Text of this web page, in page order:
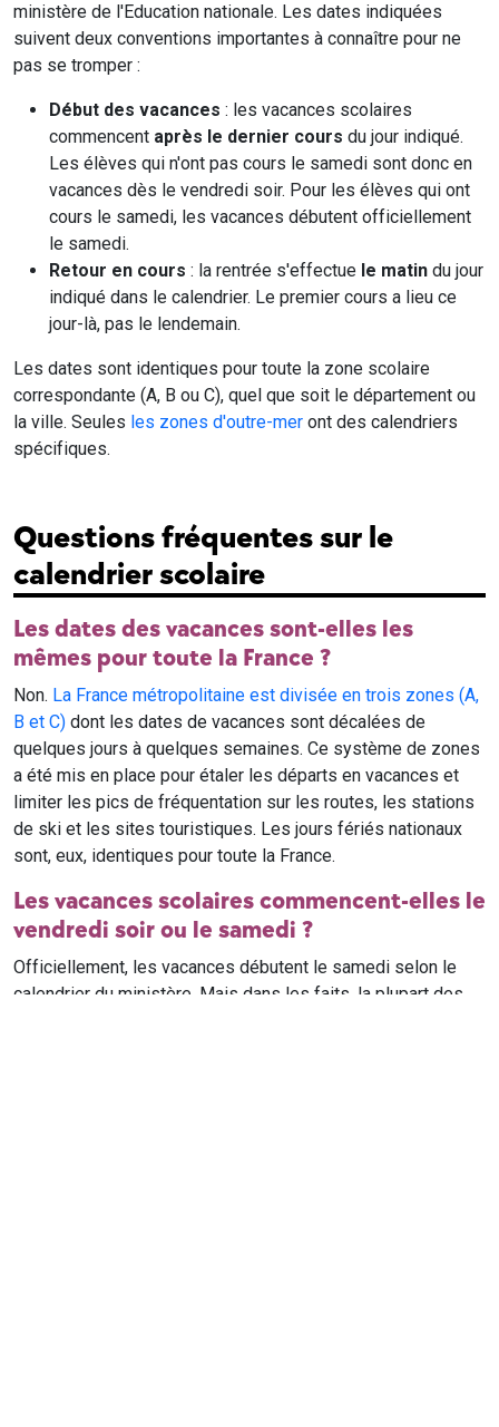
ministère de l'Education nationale. Les dates indiquées
suivent deux conventions importantes à connaître pour ne
pas se tromper :
Début des vacances : les vacances scolaires
commencent après le dernier cours du jour indiqué.
Les élèves qui n'ont pas cours le samedi sont donc en
vacances dès le vendredi soir. Pour les élèves qui ont
cours le samedi, les vacances débutent officiellement
le samedi.
Retour en cours : la rentrée s'effectue le matin du jour
indiqué dans le calendrier. Le premier cours a lieu ce
jour-là, pas le lendemain.
Les dates sont identiques pour toute la zone scolaire
correspondante (A, B ou C), quel que soit le département ou
la ville. Seules les zones d'outre-mer ont des calendriers
spécifiques.
Questions fréquentes sur le
calendrier scolaire
Les dates des vacances sont-elles les
mêmes pour toute la France ?
Non. La France métropolitaine est divisée en trois zones (A,
B et C) dont les dates de vacances sont décalées de
quelques jours à quelques semaines. Ce système de zones
a été mis en place pour étaler les départs en vacances et
limiter les pics de fréquentation sur les routes, les stations
de ski et les sites touristiques. Les jours fériés nationaux
sont, eux, identiques pour toute la France.
Les vacances scolaires commencent-elles le
vendredi soir ou le samedi ?
Officiellement, les vacances débutent le samedi selon le
calendrier du ministère. Mais dans les faits, la plupart des